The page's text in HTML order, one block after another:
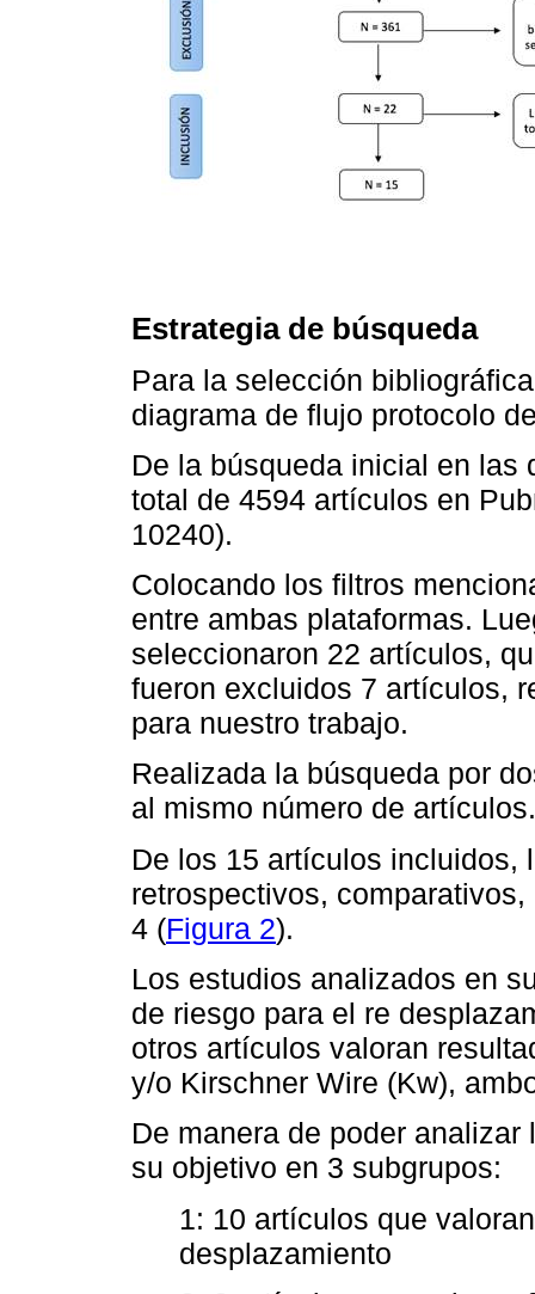
Estrategia de búsqueda
Para la selección
diagrama de flujo protocolo
De la búsqueda inicial en las
total de 4594 artículos en
10240).
Colocando los filtros
entre ambas plataformas.
seleccionaron 22 artículos,
fueron excluidos 7 artículos,
para nuestro trabajo.
Realizada la búsqueda por
al mismo número de artículos.
De los 15 artículos incluidos,
retrospectivos,
4 (Figura 2).
Los estudios analizados en
de riesgo para el re
otros artículos valoran
y/o Kirschner Wire (Kw),
De manera de poder
su objetivo en 3 subgrupos:
1: 10 artículos que
desplazamiento